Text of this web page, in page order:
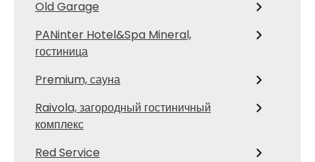
Old Garage
PANinter Hotel&Spa Mineral,
гостиница
Premium, сауна
Raivola, загородный гостиничный
комплекс
Red Service